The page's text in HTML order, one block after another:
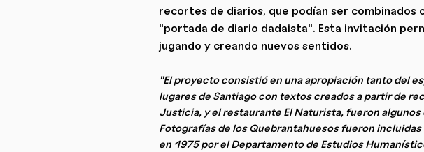
recortes de diarios, que podían ser
"portada de diario dadaista". Esta invitación
jugando y creando nuevos sentidos.
"El proyecto consistió en una apropiación tanto del
lugares de Santiago con textos creados a partir de
Justicia, y el restaurante El Naturista, fueron
Fotografías de los Quebrantahuesos fueron
en 1975 por el Departamento de Estudios